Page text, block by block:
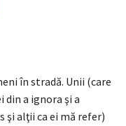
în stradă. Unii (care
din a ignora şi a
şi alţii ca ei mă refer)